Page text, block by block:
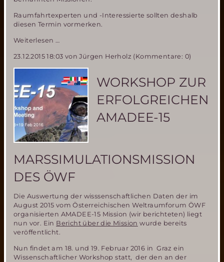
Raumfahrtexperten und -Interessierte sollten deshalb
diesen Termin vormerken.
Weiterlesen …
Society
Convention
vom
21.-25.
September
2016
in
Washington
23.12.2015 18:03 von Jürgen Herholz (Kommentare: 0)
WORKSHOP ZUR
ERFOLGREICHEN
AMADEE-15
MARSSIMULATIONSMISSION
DES ÖWF
Die Auswertung der wisssenschaftlichen Daten der im
August 2015 vom Österreichischen Weltraumforum ÖWF
organisierten AMADEE-15 Mission (wir berichteten) liegt
nun vor. Ein Bericht über die Mission wurde bereits
veröffentlicht.
Nun findet am 18. und 19. Februar 2016 in Graz ein
Wissenschaftlicher Workshop statt, der den an der